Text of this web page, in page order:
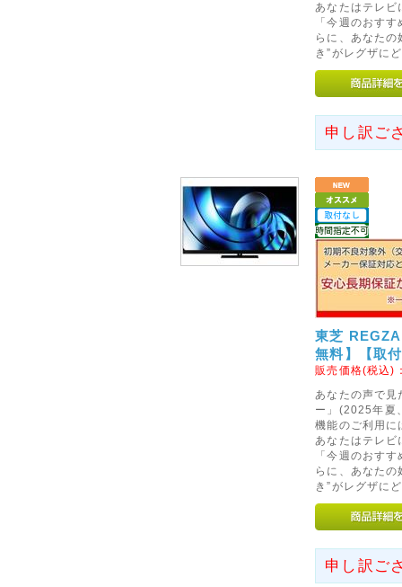
これに伴い、誠に勝手ながら
は、7月31日ご注文分にて取り
からずご了承くださいませ。
※なお、「楽天銀行」は引き続
◇初期不良対象外メーカー
ります。
当店での交換やご返金、修理等
注意くださいませ。
初期不良を含め商品に不具合等
ポートセンターへご連絡をお願
◇北海道、東北、沖縄県及
分より、北海道、沖縄県及び
のとおりに改定させていただき
北海道へのお届けは8,000円、
離島へのお届けは10,000円を
が、ご理解、ご了承くださいま
◇初期不良対象外メーカー
2月1日より、ASUS社(エイス
あなたはテレビ
「今週のおす
らに、あなた
き”がレグザに
申し訳ご
東芝
無料】【取
販売価格(税込)
あなたの声で見
ー」(2025年夏
機能のご利用に
あなたはテレビ
「今週のおす
らに、あなた
き”がレグザに
申し訳ご